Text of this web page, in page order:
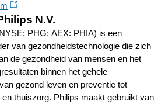
N.V.
PHG; AEX: PHIA) is een
van gezondheidstechnologie die zich
de gezondheid van mensen en het
binnen het gehele
gezond leven en preventie tot
thuiszorg. Philips maakt gebruikt van